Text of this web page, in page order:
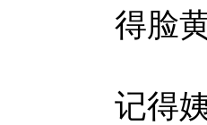
得脸
记得